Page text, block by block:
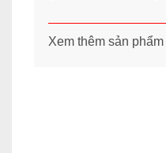
Xem thêm sản phẩm